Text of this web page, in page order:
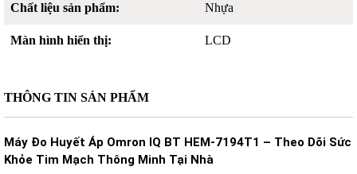
THÔNG TIN SẢN PHẨM
Máy Đo Huyết Áp Omron IQ BT HEM-7194T1 – Theo Dõi Sức
Khỏe Tim Mạch Thông Minh Tại Nhà
Chất liệu sản phẩm: Nhựa
Màn hình hiển thị: LCD